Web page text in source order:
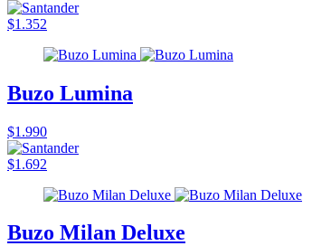
$1.352
Buzo Lumina
$1.990
$1.692
Buzo Milan Deluxe